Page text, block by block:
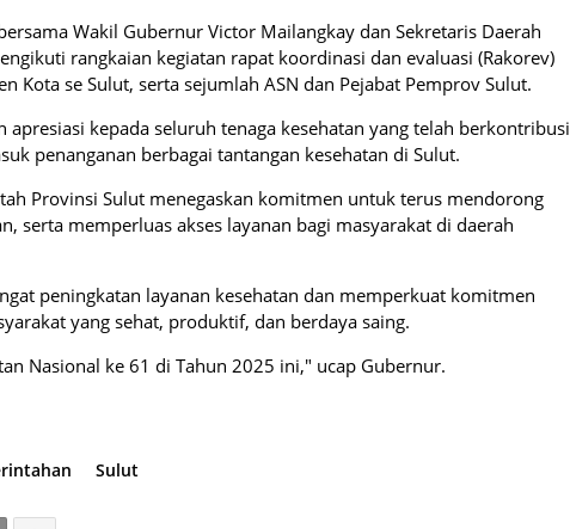
Wakil Gubernur Victor Mailangkay dan Sekretaris Daerah
rangkaian kegiatan rapat koordinasi dan evaluasi (Rakorev)
Kota se Sulut, serta sejumlah ASN dan Pejabat Pemprov Sulut.
kepada seluruh tenaga kesehatan yang telah berkontribusi
penanganan berbagai tantangan kesehatan di Sulut.
Provinsi Sulut menegaskan komitmen untuk terus mendorong
serta memperluas akses layanan bagi masyarakat di daerah
peningkatan layanan kesehatan dan memperkuat komitmen
yang sehat, produktif, dan berdaya saing.
Nasional ke 61 di Tahun 2025 ini," ucap Gubernur.
Sulut